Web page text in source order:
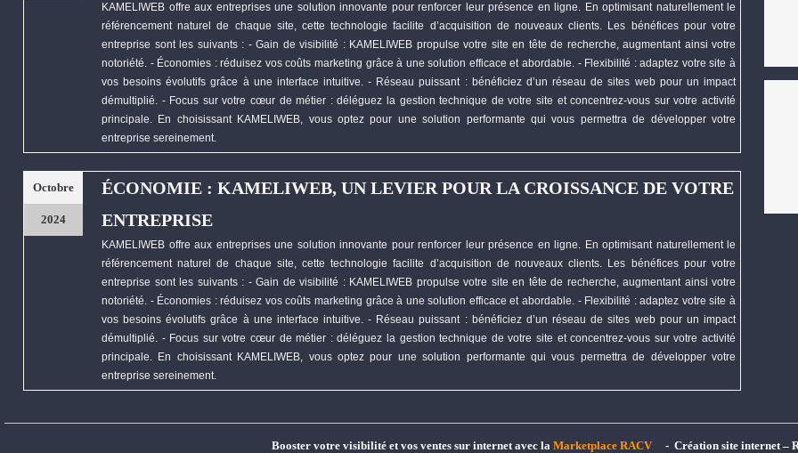
KAMELIWEB offre aux entreprises une solution innovante pour renforcer leur présence en ligne. En optimisant naturellement le
référencement naturel de chaque site, cette technologie facilite d’acquisition de nouveaux clients. Les bénéfices pour votre
entreprise sont les suivants : - Gain de visibilité : KAMELIWEB propulse votre site en tête de recherche, augmentant ainsi votre
notoriété. - Économies : réduisez vos coûts marketing grâce à une solution efficace et abordable. - Flexibilité : adaptez votre site à
vos besoins évolutifs grâce à une interface intuitive. - Réseau puissant : bénéficiez d’un réseau de sites web pour un impact
démultiplié. - Focus sur votre cœur de métier : déléguez la gestion technique de votre site et concentrez-vous sur votre activité
principale. En choisissant KAMELIWEB, vous optez pour une solution performante qui vous permettra de développervotre
entreprise sereinement.
Octobre
2024
ÉCONOMIE : KAMELIWEB, UN LEVIER POUR LA CROISSANCE DE VOTRE
ENTREPRISE
KAMELIWEB offre aux entreprises une solution innovante pour renforcer leur présence en ligne. En optimisant naturellement le
référencement naturel de chaque site, cette technologie facilite d’acquisition de nouveaux clients. Les bénéfices pour votre
entreprise sont les suivants : - Gain de visibilité : KAMELIWEB propulse votre site en tête de recherche, augmentant ainsi votre
notoriété. - Économies : réduisez vos coûts marketing grâce à une solution efficace et abordable. - Flexibilité : adaptez votre site à
vos besoins évolutifs grâce à une interface intuitive. - Réseau puissant : bénéficiez d’un réseau de sites web pour un impact
démultiplié. - Focus sur votre cœur de métier : déléguez la gestion technique de votre site et concentrez-vous sur votre activité
principale. En choisissant KAMELIWEB, vous optez pour une solution performante qui vous permettra de développervotre
entreprise sereinement.
Booster votre visibilité et vos ventes sur internet avec la Marketplace RACV - Création site internet –